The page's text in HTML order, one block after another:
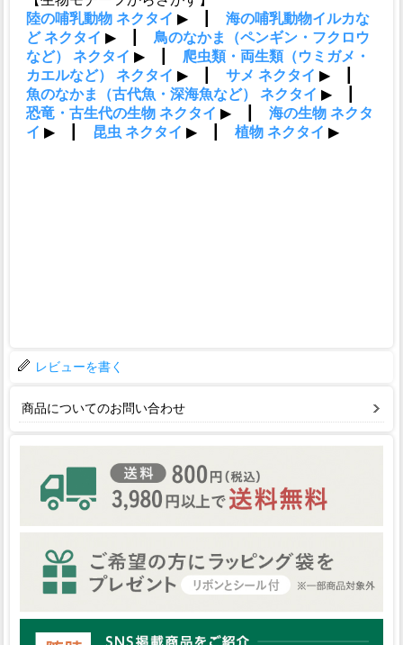
レビューを書く
商品についてのお問い合わせ